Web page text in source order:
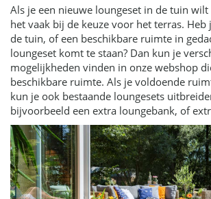
Als je een nieuwe loungeset in de tuin
het vaak bij de keuze voor het terras. Heb
de tuin, of een beschikbare ruimte in
loungeset komt te staan? Dan kun je
mogelijkheden vinden in onze webshop
beschikbare ruimte. Als je voldoende
kun je ook bestaande loungesets
bijvoorbeeld een extra loungebank, of